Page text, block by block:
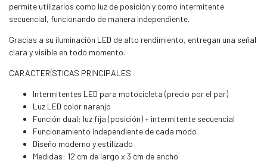
permite utilizarlos como luz de posición y como intermitente
secuencial, funcionando de manera independiente.
Gracias a su iluminación LED de alto rendimiento, entregan una señal
clara y visible en todo momento.
CARACTERÍSTICAS PRINCIPALES
Intermitentes LED para motocicleta (precio por el par)
Luz LED color naranjo
Función dual: luz fija (posición) + intermitente secuencial
Funcionamiento independiente de cada modo
Diseño moderno y estilizado
Medidas: 12 cm de largo x 3 cm de ancho